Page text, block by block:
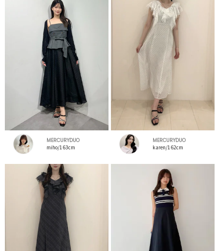
MERCURYDUO
miho/163cm
MERCURYDUO
karen/162cm